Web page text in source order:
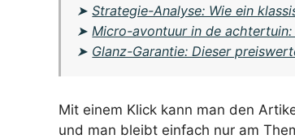
➤Strategie-Analyse: Wie ein
➤Micro-avontuur in de
➤ Glanz-Garantie: Dieser
Mit einem Klick kann man den
und man bleibt einfach nur am